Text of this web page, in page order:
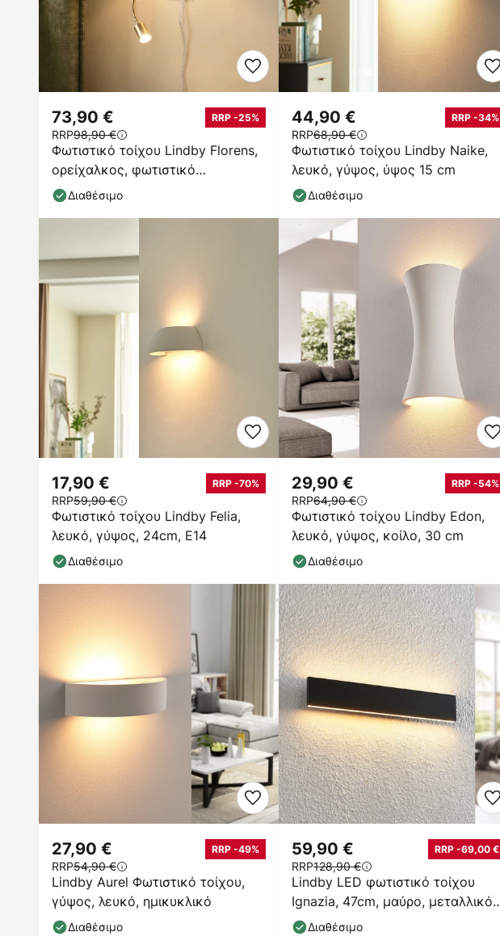
Φωτιστικό τοίχου Lindby Florens,
ορείχαλκος, φωτιστικό
ανάγνωσης LED, 23,5 cm
73,90 € RRP -25%
RRP98,90 €
Διαθέσιμο
Φωτιστικό τοίχου Lindby Naike,
λευκό, γύψος, ύψος 15 cm
44,90 € RRP -34%
RRP68,90 €
Διαθέσιμο
Φωτιστικό τοίχου Lindby Felia,
λευκό, γύψος, 24cm, E14
17,90 € RRP -70%
RRP59,90 €
Διαθέσιμο
Φωτιστικό τοίχου Lindby Edon,
λευκό, γύψος, κοίλο, 30 cm
29,90 € RRP -54%
RRP64,90 €
Διαθέσιμο
Lindby Aurel Φωτιστικό τοίχου,
γύψος, λευκό, ημικυκλικό
27,90 € RRP -49%
RRP54,90 €
Διαθέσιμο
Lindby LED φωτιστικό τοίχου
Ignazia, 47cm, μαύρο, μεταλλικό,
πάνω/κάτω
59,90 € RRP -69,00 €
RRP128,90 €
Διαθέσιμο